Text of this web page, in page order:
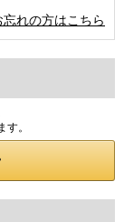
れの方はこちら
。